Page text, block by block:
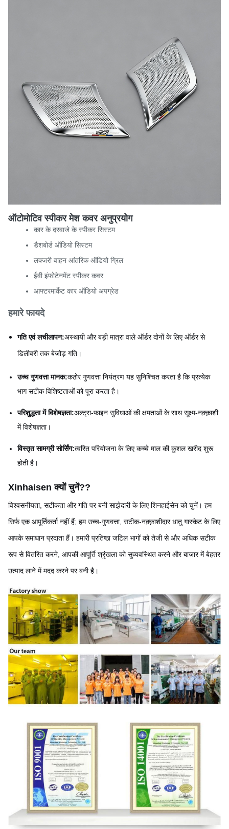
ऑटोमोटिव स्पीकर मेश कवर अनुप्रयोग
कार के दरवाजे के स्पीकर सिस्टम
डैशबोर्ड ऑडियो सिस्टम
लक्जरी वाहन आंतरिक ऑडियो ग्रिल
ईवी इंफोटेनमेंट स्पीकर कवर
आफ्टरमार्केट कार ऑडियो अपग्रेड
हमारे फायदे
गति एवं लचीलापन:अस्थायी और बड़ी मात्रा वाले ऑर्डर दोनों के लिए ऑर्डर से
डिलीवरी तक बेजोड़ गति।
उच्च गुणवत्ता मानक:कठोर गुणवत्ता नियंत्रण यह सुनिश्चित करता है कि प्रत्येक
भाग सटीक विशिष्टताओं को पूरा करता है।
परिशुद्धता में विशेषज्ञता:अल्ट्रा-फाइन सुविधाओं की क्षमताओं के साथ सूक्ष्म-नक़्क़ाशी
में विशेषज्ञता।
विस्तृत सामग्री सोर्सिंग:त्वरित परियोजना के लिए कच्चे माल की कुशल खरीद शुरू
होती है।
Xinhaisen क्यों चुनें??
विश्वसनीयता, सटीकता और गति पर बनी साझेदारी के लिए शिनहाईसेन को चुनें। हम
सिर्फ एक आपूर्तिकर्ता नहीं हैं; हम उच्च-गुणवत्ता, सटीक-नक़्क़ाशीदार धातु गास्केट के लिए
आपके समाधान प्रदाता हैं। हमारी प्रतिष्ठा जटिल भागों को तेजी से और अधिक सटीक
रूप से वितरित करने, आपकी आपूर्ति श्रृंखला को सुव्यवस्थित करने और बाजार में बेहतर
उत्पाद लाने में मदद करने पर बनी है।